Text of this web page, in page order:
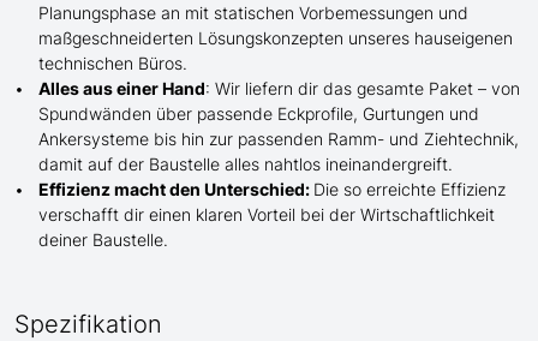
Planungsphase an mit statischen Vorbemessungen und
maßgeschneiderten Lösungskonzepten unseres hauseigenen
technischen Büros.
Alles aus einer Hand: Wir liefern dir das gesamte Paket – von
Spundwänden über passende Eckprofile, Gurtungen und
Ankersysteme bis hin zur passenden Ramm- und Ziehtechnik,
damit auf der Baustelle alles nahtlos ineinandergreift.
Effizienz macht den Unterschied: Die so erreichte Effizienz
verschafft dir einen klaren Vorteil bei der Wirtschaftlichkeit
deiner Baustelle.
Spezifikation